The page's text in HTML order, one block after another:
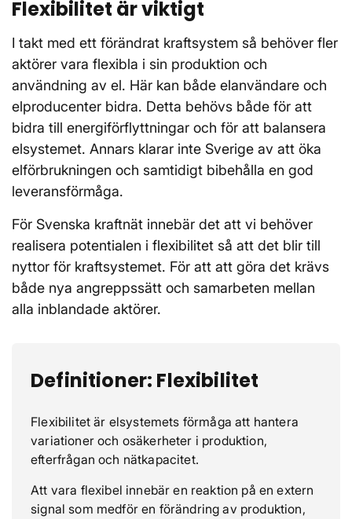
Flexibilitet är viktigt
I takt med ett förändrat kraftsystem så behöver fler
aktörer vara flexibla i sin produktion och
användning av el. Här kan både elanvändare och
elproducenter bidra. Detta behövs både för att
bidra till energiförflyttningar och för att balansera
elsystemet. Annars klarar inte Sverige av att öka
elförbrukningen och samtidigt bibehålla en god
leveransförmåga.
För Svenska kraftnät innebär det att vi behöver
realisera potentialen i flexibilitet så att det blir till
nyttor för kraftsystemet. För att att göra det krävs
både nya angreppssätt och samarbeten mellan
alla inblandade aktörer.
Definitioner: Flexibilitet
Flexibilitet är elsystemets förmåga att hantera
variationer och osäkerheter i produktion,
efterfrågan och nätkapacitet.
Att vara flexibel innebär en reaktion på en extern
signal som medför en förändring av produktion,